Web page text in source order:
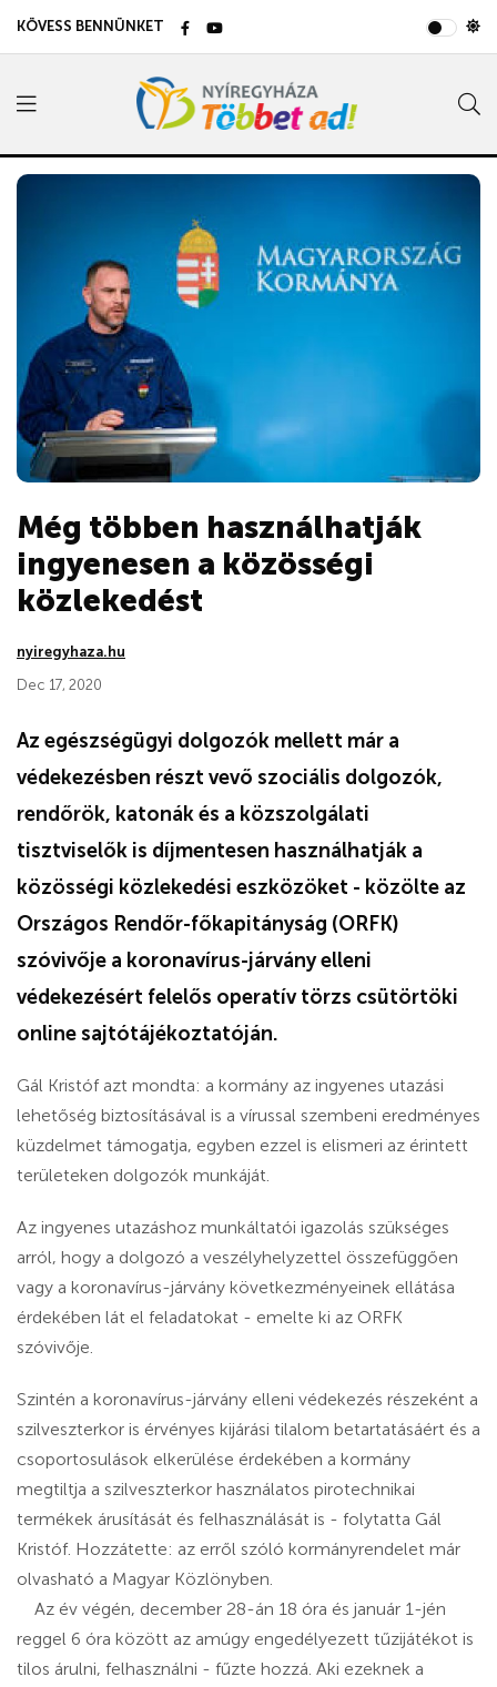
KÖVESS BENNÜNKET
Még többen használhatják
ingyenesen a közösségi
közlekedést
nyiregyhaza.hu
Dec 17, 2020
Az egészségügyi dolgozók mellett már a
védekezésben részt vevő szociális dolgozók,
rendőrök, katonák és a közszolgálati
tisztviselők is díjmentesen használhatják a
közösségi közlekedési eszközöket - közölte az
Országos Rendőr-főkapitányság (ORFK)
szóvivője a koronavírus-járvány elleni
védekezésért felelős operatív törzs csütörtöki
online sajtótájékoztatóján.
Gál Kristóf azt mondta: a kormány az ingyenes utazási
lehetőség biztosításával is a vírussal szembeni eredményes
küzdelmet támogatja, egyben ezzel is elismeri az érintett
területeken dolgozók munkáját.
Az ingyenes utazáshoz munkáltatói igazolás szükséges
arról, hogy a dolgozó a veszélyhelyzettel összefüggően
vagy a koronavírus-járvány következményeinek ellátása
érdekében lát el feladatokat - emelte ki az ORFK
szóvivője.
Szintén a koronavírus-járvány elleni védekezés részeként a
szilveszterkor is érvényes kijárási tilalom betartatásáért és a
csoportosulások elkerülése érdekében a kormány
megtiltja a szilveszterkor használatos pirotechnikai
termékek árusítását és felhasználását is - folytatta Gál
Kristóf. Hozzátette: az erről szóló kormányrendelet már
olvasható a Magyar Közlönyben.
Az év végén, december 28-án 18 óra és január 1-jén
reggel 6 óra között az amúgy engedélyezett tűzijátékot is
tilos árulni, felhasználni - fűzte hozzá. Aki ezeknek a